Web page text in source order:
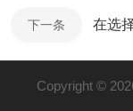
下一条
Copyright ©